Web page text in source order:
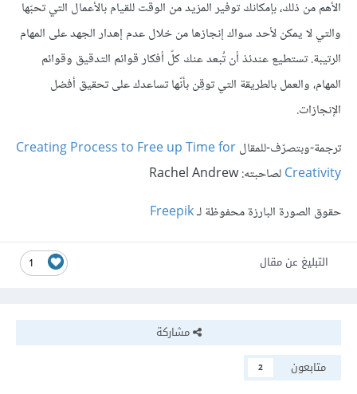
الأهم من ذلك، بإمكانك توفير المزيد من الوقت للقيام بالأعمال التي تحبّها
والتي لا يمكن لأحد سواك إنجازها من خلال عدم إهدار الجهد على المهام
الرتيبة. تستطيع عندئذ أن تُبعد عنك كلّ أفكار قوائم التدقيق وقوائم
المهام، والعمل بالطريقة التي توقِن بأنّها تساعدك على تحقيق أفضل
الإنجازات.
ترجمة-وبتصرّف-للمقالCreating Process to Free up Time for
Creativityلصاحبته: Rachel Andrew
حقوق الصورة البارزة محفوظة لـFreepik
1 التبليغ عن مقال
مشاركة
متابعون
2